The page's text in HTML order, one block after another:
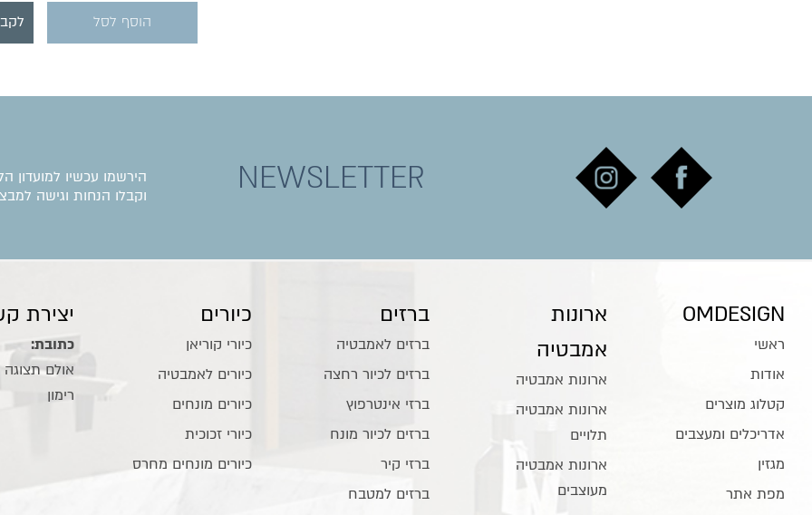
הוסף לסל
NEWSLETTER
הירשמו עכשיו למועדון
וקבלו הנחות וגישה
OMDESIGN
ראשי
אודות
קטלוג מוצרים
אדריכלים ומעצבים
מגזין
מפת אתר
ארונות
אמבטיה
ארונות אמבטיה
ארונות אמבטיה
תלויים
ארונות אמבטיה
מעוצבים
ברזים
ברזים לאמבטיה
ברזים לכיור רחצה
ברזי אינטרפוץ
ברזים לכיור מונח
ברזי קיר
ברזים למטבח
כיורים
כיורי קוריאן
כיורים לאמבטיה
כיורים מונחים
כיורי זכוכית
כיורים מונחים מחרס
יצירת
כתובת:
רימון